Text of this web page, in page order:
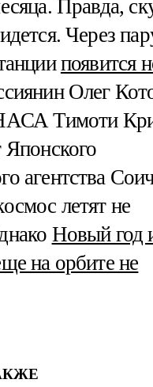
Правда,
Через
появится
Олег
Тимоти
Японского
агентства
летят не
Новый год
на орбите не